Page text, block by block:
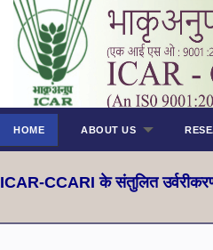
HOME ABOUT US
ICAR-CCARI के संतुलित उर्वरीकरण